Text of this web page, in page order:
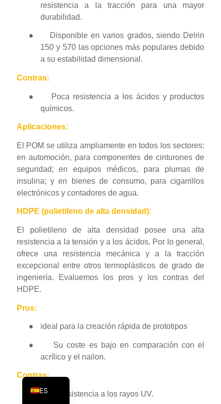
resistencia a la tracción para una mayor
durabilidad.
●
Disponible en varios grados, siendo Delrin
150 y 570 las opciones más populares debido
a su estabilidad dimensional.
Contras:
●
Poca resistencia a los ácidos y productos
químicos.
Aplicaciones:
El POM se utiliza ampliamente en todos los sectores:
en automoción, para componentes de cinturones de
seguridad; en equipos médicos, para plumas de
insulina; y en bienes de consumo, para cigarrillos
electrónicos y contadores de agua.
HDPE (polietileno de alta densidad):
El polietileno de alta densidad posee una alta
resistencia a la tensión y a los ácidos. Por lo general,
ofrece una resistencia mecánica y a la tracción
excepcional entre otros termoplásticos de grado de
ingeniería. Evaluemos los pros y los contras del
HDPE.
Pros:
● ideal para la creación rápida de prototipos
●
Su coste es bajo en comparación con el
acrílico y el nailon.
Contras:
● Poca resistencia a los rayos UV.
ES
EN
IT
DE
NL
PL
AR
JA
KO
PT
CS
DA
FI
NB
EL
HU
RO
ES_MX